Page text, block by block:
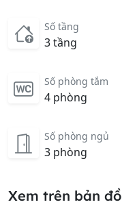
Số tầng
3 tầng
Số phòng tắm
4 phòng
Số phòng ngủ
3 phòng
Xem trên bản đồ